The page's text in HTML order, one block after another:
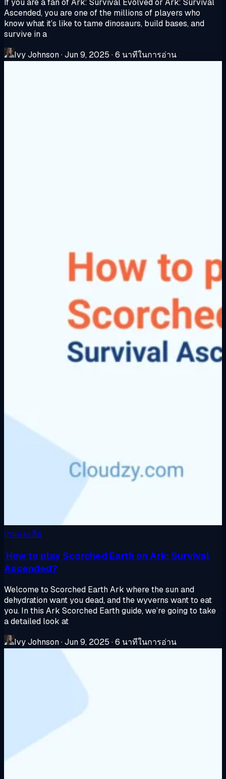
Ascended, you are one of the millions of players who
know what it’s like to tame dinosaurs, build bases, and
survive in a
Ivy Johnson·Jun 9, 2025 ·6 นาทีในการอ่าน
เกมและสื่อ
How to play Scorched Earth on Ark: Survival
Ascended?
Welcome to Scorched Earth Ark where the sun and
dehydration want you dead, and the wyverns want to eat
you. In this Ark Scorched Earth guide, we’re going to take
a detailed look at
Ivy Johnson·Jun 9, 2025 ·6 นาทีในการอ่าน